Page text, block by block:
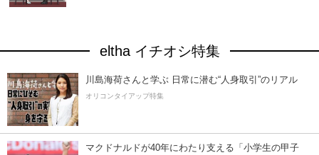
eltha イチオシ特集
川島海荷さんと学ぶ 日常に潜む“人身取引”のリアル
オリコンタイアップ特集
マクドナルドが40年にわたり支える「小学生の甲子